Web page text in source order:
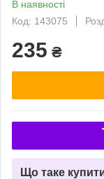
В наявності
Код: 143075
235 ₴
Що таке